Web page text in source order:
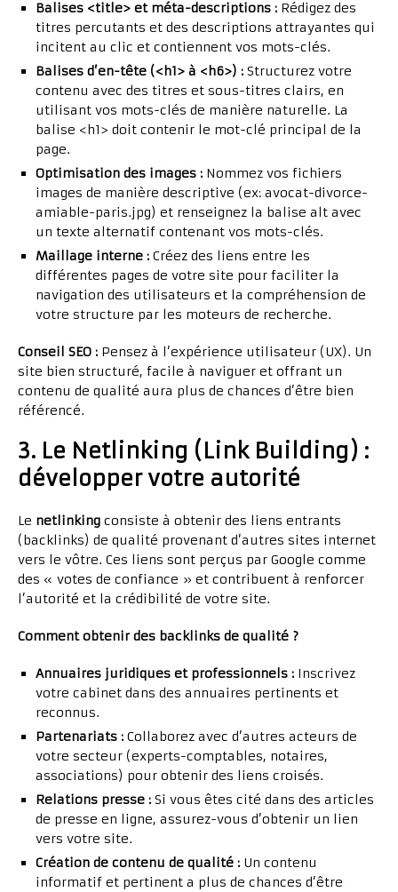
Balises <title> et méta-descriptions : Rédigez des
titres percutants et des descriptions attrayantes qui
incitent au clic et contiennent vos mots-clés.
Balises d’en-tête (<h1> à <h6>) : Structurez votre
contenu avec des titres et sous-titres clairs, en
utilisant vos mots-clés de manière naturelle. La
balise <h1> doit contenir le mot-clé principal de la
page.
Optimisation des images : Nommez vos fichiers
images de manière descriptive (ex: avocat-divorce-
amiable-paris.jpg) et renseignez la balise alt avec
un texte alternatif contenant vos mots-clés.
Maillage interne : Créez des liens entre les
différentes pages de votre site pour faciliter la
navigation des utilisateurs et la compréhension de
votre structure par les moteurs de recherche.
Conseil SEO : Pensez à l’expérience utilisateur (UX). Un
site bien structuré, facile à naviguer et offrant un
contenu de qualité aura plus de chances d’être bien
référencé.
3. Le Netlinking (Link Building) :
développer votre autorité
Le netlinking consiste à obtenir des liens entrants
(backlinks) de qualité provenant d’autres sites internet
vers le vôtre. Ces liens sont perçus par Google comme
des « votes de confiance » et contribuent à renforcer
l’autorité et la crédibilité de votre site.
Comment obtenir des backlinks de qualité ?
Annuaires juridiques et professionnels : Inscrivez
votre cabinet dans des annuaires pertinents et
reconnus.
Partenariats : Collaborez avec d’autres acteurs de
votre secteur (experts-comptables, notaires,
associations) pour obtenir des liens croisés.
Relations presse : Si vous êtes cité dans des articles
de presse en ligne, assurez-vous d’obtenir un lien
vers votre site.
Création de contenu de qualité : Un contenu
informatif et pertinent a plus de chances d’être